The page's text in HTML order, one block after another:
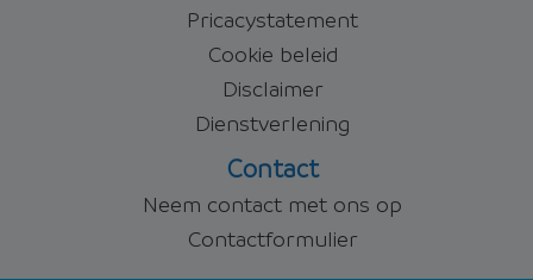
Pricacystatement
Cookie beleid
Disclaimer
Dienstverlening
Contact
Neem contact met ons op
Contactformulier